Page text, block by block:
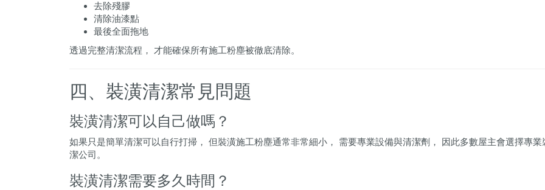
去除殘膠
清除油漆點
最後全面拖地
透過完整清潔流程， 才能確保所有施工粉塵被徹底清除。
四、裝潢清潔常見問題
裝潢清潔可以自己做嗎？
如果只是簡單清潔可以自行打掃， 但裝潢施工粉塵通常非常細小， 需要專業設備與清潔劑， 因此多數屋主會選擇專業
潔公司。
裝潢清潔需要多久時間？